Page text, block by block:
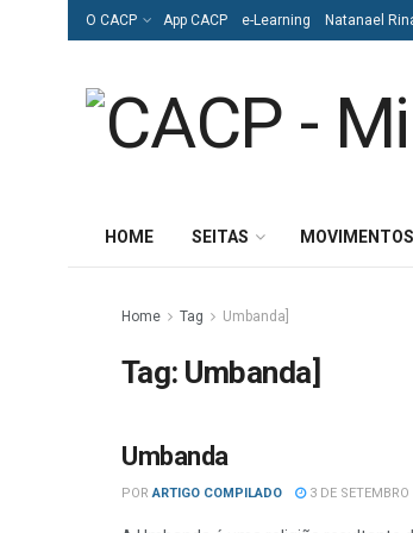
O CACP App CACP e-Learning Natanael
HOME SEITAS MOVIMENTOS
Home Tag Umbanda]
Tag: Umbanda]
BAIXO ESPIRITISMO
Umbanda
POR ARTIGO COMPILADO 3 DE SETEMBRO